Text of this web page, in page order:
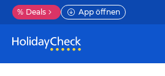
% Deals App öffnen